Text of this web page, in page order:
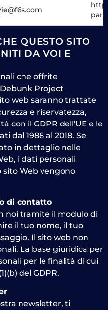
QUESTO SITO
DA VOI E
che offrite
Project
web saranno trattate
e riservatezza,
con il GDPR dell'UE e le
dal 1988 al 2018. Se
in dettaglio nelle
i dati personali
sito Web vengono
di contatto
noi tramite il modulo di
il tuo nome, il tuo
Il sito web non
La base giuridica per
per le finalità di cui
del GDPR.
newsletter, ti